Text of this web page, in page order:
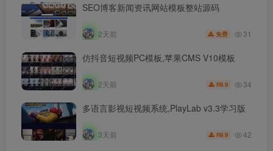
SEO博客新闻资讯网站模板整站源码
2天前 免费 31
仿抖音短视频PC模板,苹果CMS V10模板
2天前 R9.9 34
多语言影视短视频系统,PlayLab v3.3学习版
3天前 R9.9 42